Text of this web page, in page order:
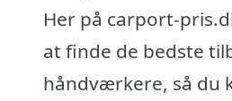
Her på carport-
at finde de bedste
håndværkere, så du